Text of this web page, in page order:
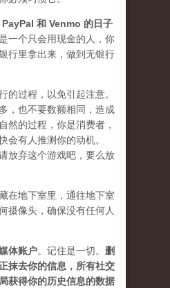
和 Venmo 的日子
一个只会用现金的人，你
行里拿出来，做到无银行
的过程，以免引起注意。
，也不要数额相同，造成
然的过程，你是消费者，
会有人推测你的动机。
放弃这个游戏吧，要么放
在地下室里，通往地下室
摄像头，确保没有任何人
体账户。记住是一切。 删
抹去你的信息，所有社交
获得你的历史信息的数据